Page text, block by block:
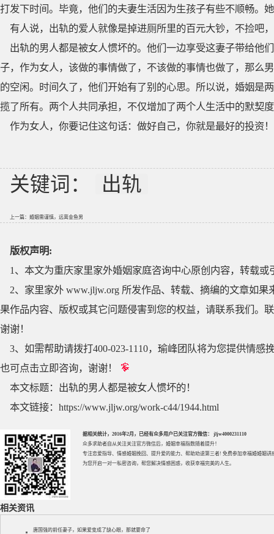
打发下时间。毕竟，他们的夫妻生活因为生孩子有些不顺畅。
有人说，出轨的爱人就像是掉进厕所里的百元大钞，不捡吧
出轨的男人都是被女人惯坏的。他们一边享受这妻子带给他
子，作为女人，该做的事情做了，不该做的事情也做了，那么
的空闲。时间久了，他们开始有了别的心思。所以说，婚姻是
揽了所有。两个人共同承担，不仅增加了两个人生活中的默契
作为女人，你要记住这句话：做好自己，你就是最好的投资！
关键词： 出轨
上一篇： 婚姻需谨慎，远离金鱼男
版权声明:
1、本文为重庆家里家外婚姻家庭咨询中心原创内容，转载
2、家里家外 www.jljw.org 所发作品、转载、摘编的文章如
果作品内容、版权或其它问题侵害到您的权益，请联系我们。
谢谢！
3、如需帮助请拨打400-023-1110，瑜峰团队将为您提供情
也可点击立即咨询，谢谢！
本文标题： 出轨的男人都是被女人惯坏的！
本文链接： https://www.jljw.org/work-c44/1944.html
据相关统计，2016年2月，已经有众多用户已关注官方微信： jljw4000231110
众多求助者自从关注关注官方微信后，婚姻幸福指数随着提升！
专注恋爱指导、 情感婚姻挽回 、提升爱的能力、帮助劝退第三者! 免费参加幸福婚婚姻讲
为您开启一对一私密咨询，帮您解决情感困惑，收获幸福完美的人生。
相关资讯
唐国强的前任妻子，如果爱变成了缺心眼，那就要命了